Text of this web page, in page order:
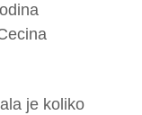
je koliko